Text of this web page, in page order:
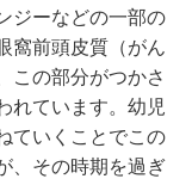
ジーなどの一部の
窩前頭皮質（がん
この部分がつかさ
れています。幼児
ていくことでこの
、その時期を過ぎ